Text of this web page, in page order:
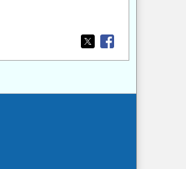
Opens in a new
Opens in a new